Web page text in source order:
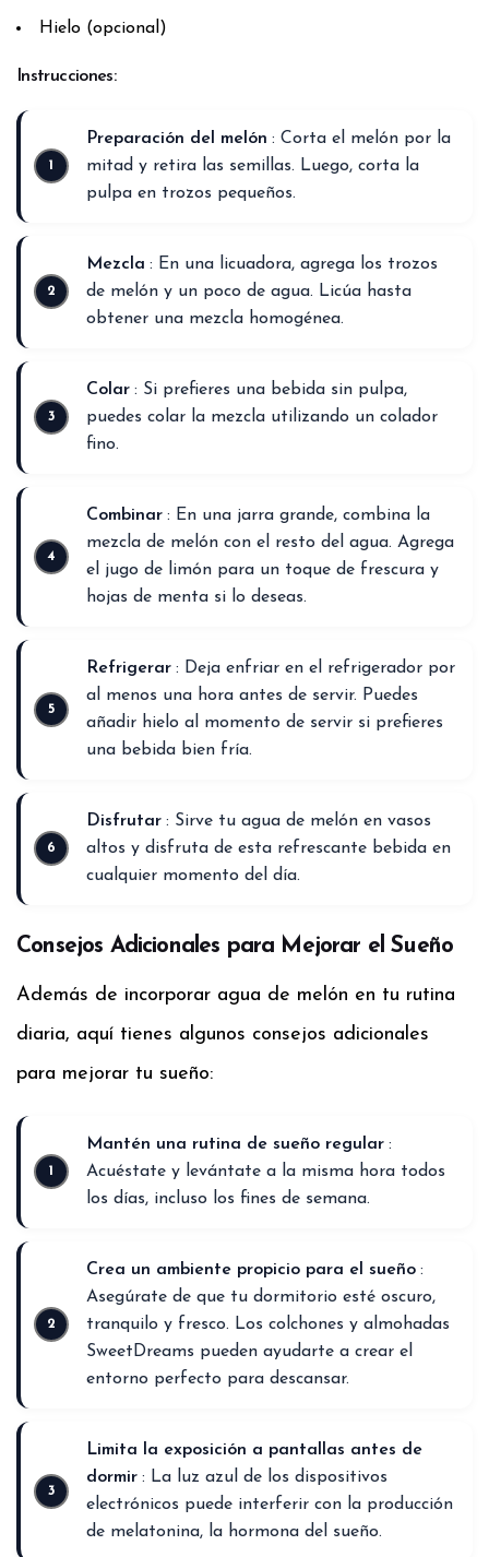
Hielo (opcional)
Instrucciones:
Preparación del melón : Corta el melón por la
mitad y retira las semillas. Luego, corta la
pulpa en trozos pequeños.
Mezcla : En una licuadora, agrega los trozos
de melón y un poco de agua. Licúa hasta
obtener una mezcla homogénea.
Colar : Si prefieres una bebida sin pulpa,
puedes colar la mezcla utilizando un colador
fino.
Combinar : En una jarra grande, combina la
mezcla de melón con el resto del agua. Agrega
el jugo de limón para un toque de frescura y
hojas de menta si lo deseas.
Refrigerar : Deja enfriar en el refrigerador por
al menos una hora antes de servir. Puedes
añadir hielo al momento de servir si prefieres
una bebida bien fría.
Disfrutar : Sirve tu agua de melón en vasos
altos y disfruta de esta refrescante bebida en
cualquier momento del día.
Consejos Adicionales para Mejorar el Sueño
Además de incorporar agua de melón en tu rutina
diaria, aquí tienes algunos consejos adicionales
para mejorar tu sueño:
Mantén una rutina de sueño regular :
Acuéstate y levántate a la misma hora todos
los días, incluso los fines de semana.
Crea un ambiente propicio para el sueño :
Asegúrate de que tu dormitorio esté oscuro,
tranquilo y fresco. Los colchones y almohadas
SweetDreams pueden ayudarte a crear el
entorno perfecto para descansar.
Limita la exposición a pantallas antes de
dormir : La luz azul de los dispositivos
electrónicos puede interferir con la producción
de melatonina, la hormona del sueño.